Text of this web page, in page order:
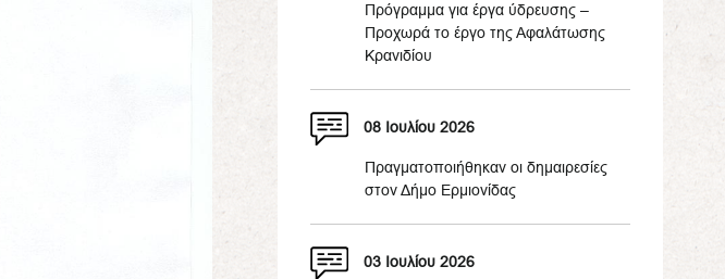
Πρόγραμμα για έργα ύδρευσης –
Προχωρά το έργο της Αφαλάτωσης
Κρανιδίου
08 Ιουλίου 2026
Πραγματοποιήθηκαν οι δημαιρεσίες
στον Δήμο Ερμιονίδας
03 Ιουλίου 2026